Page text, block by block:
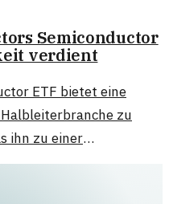
Semiconductor
verdient
ETF bietet eine
zu
ihn zu einer